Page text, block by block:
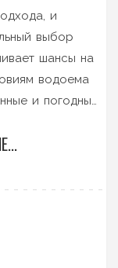
и
выбор
шансы на
водоема
и погодные
ваши